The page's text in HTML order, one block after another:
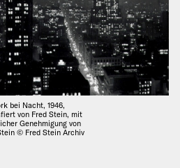
bei Nacht, 1946,
von Fred Stein, mit
Genehmigung von
© Fred Stein Archiv